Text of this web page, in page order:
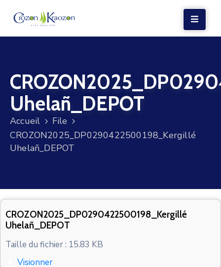
VIE
LOCALE
VIE
SOCIALE
TERRE
VOS
CONTACT
Uhelañ_DEPOT
Accueil
File
CROZON2025_DP0290422500198_Kergillé
Uhelañ_DEPOT
CROZON2025_DP0290422500198_Kergillé
Uhelañ_DEPOT
Taille du fichier : 15.83 KB
Visionner